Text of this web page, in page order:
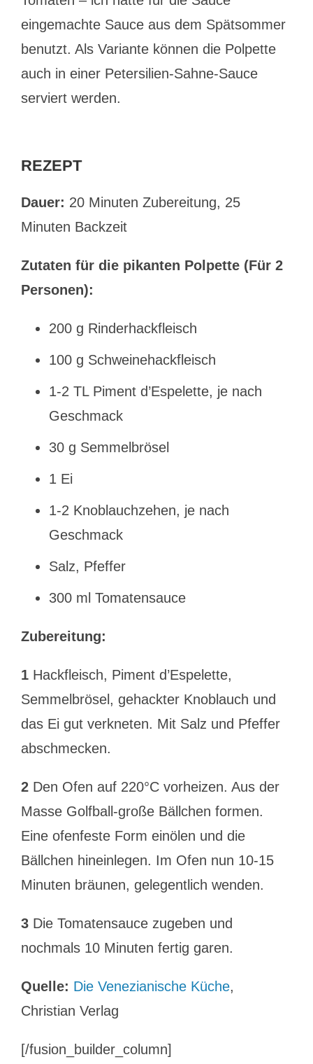
eingemachte Sauce aus dem Spätsommer
benutzt. Als Variante können die Polpette
auch in einer Petersilien-Sahne-Sauce
serviert werden.
REZEPT
Dauer: 20 Minuten Zubereitung, 25
Minuten Backzeit
Zutaten für die pikanten Polpette (Für 2
Personen):
200 g Rinderhackfleisch
100 g Schweinehackfleisch
1-2 TL Piment d’Espelette, je nach
Geschmack
30 g Semmelbrösel
1 Ei
1-2 Knoblauchzehen, je nach
Geschmack
Salz, Pfeffer
300 ml Tomatensauce
Zubereitung:
1Hackfleisch, Piment d’Espelette,
Semmelbrösel, gehackter Knoblauch und
das Ei gut verkneten. Mit Salz und Pfeffer
abschmecken.
2Den Ofen auf 220°C vorheizen. Aus der
Masse Golfball-große Bällchen formen.
Eine ofenfeste Form einölen und die
Bällchen hineinlegen. Im Ofen nun 10-15
Minuten bräunen, gelegentlich wenden.
3Die Tomatensauce zugeben und
nochmals 10 Minuten fertig garen.
Quelle: Die Venezianische Küche,
Christian Verlag
[/fusion_builder_column]